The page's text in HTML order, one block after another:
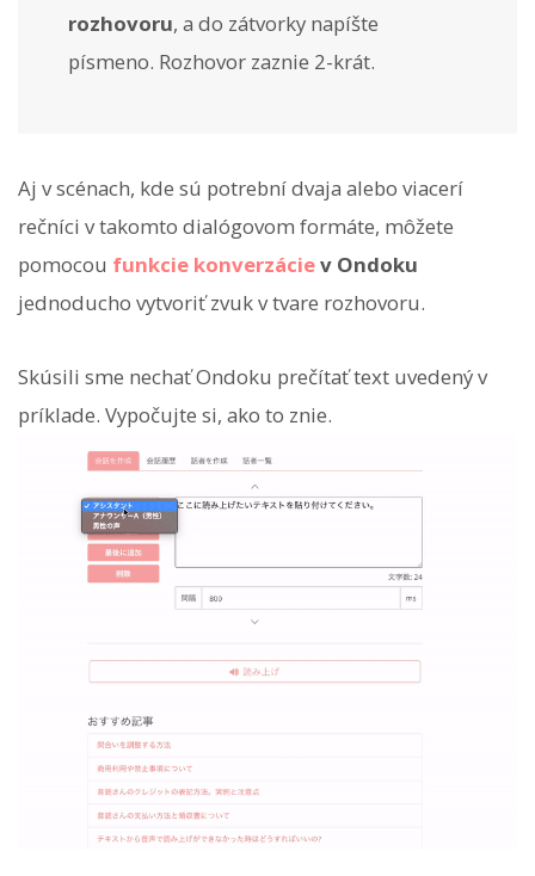
rozhovoru, a do zátvorky napíšte
písmeno. Rozhovor zaznie 2-krát.
Aj v scénach, kde sú potrební dvaja alebo viacerí
rečníci v takomto dialógovom formáte, môžete
pomocou funkcie konverzáciev Ondoku
jednoducho vytvoriť zvuk v tvare rozhovoru.
Skúsili sme nechať Ondoku prečítať text uvedený v
príklade. Vypočujte si, ako to znie.